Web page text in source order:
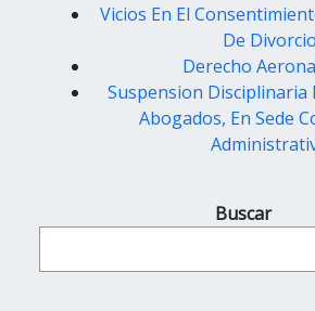
Vicios En El
De Divorcio
Derecho
Suspension Disciplinaria
Abogados, En Sede
Buscar